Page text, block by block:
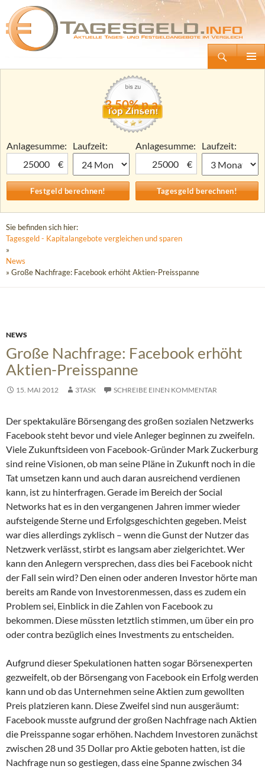
Tagesgeld.info – Tagesgeldkonten vergleichen und Tagesgeld-Zinsen berechnen
Zum
3,50% p.a.
Anlagesumme:
€
Laufzeit:
Anlagesumme:
€
Laufzeit:
Sie befinden sich hier:
Tagesgeld - Kapitalangebote vergleichen und sparen
»
News
» Große Nachfrage: Facebook erhöht Aktien-Preisspanne
NEWS
Große Nachfrage: Facebook erhöht
Aktien-Preisspanne
15. MAI 2012 3TASK SCHREIBE EINEN KOMMENTAR
Der spektakuläre Börsengang des großen sozialen Netzwerks
Facebook steht bevor und viele Anleger beginnen zu zweifeln.
Viele Zukunftsideen von Facebook-Gründer Mark Zuckerburg
sind reine Visionen, ob man seine Pläne in Zukunft noch in die
Tat umsetzen kann und auch daran ausreichend verdienen
kann, ist zu hinterfragen.Gerade im Bereich der Social
Networks hat es in den vergangenen Jahren immer wieder
aufsteigende Sterne und Erfolgsgeschichten gegeben. Meist
war dies allerdings zyklisch – wenn die Gunst der Nutzer das
Netzwerk verlässt, stirbt es langsam aber zielgerichtet. Wer
kann den Anlegern versprechen, dass dies bei Facebook nicht
der Fall sein wird? Den einen oder anderen Investor hörte man
bereits am Rande von Investorenmessen, dass es zudem ein
Problem sei, Einblick in die Zahlen von Facebook zu
bekommen. Diese müssten letztlich stimmen, um über ein pro
oder contra bezüglich eines Investments zu entscheiden.
Aufgrund dieser Spekulationen hatten sogar Börsenexperten
gezweifelt, ob der Börsengang von Facebook ein Erfolg werden
kann und ob das Unternehmen seine Aktien zum gewollten
Preis platzieren kann. Diese Zweifel sind nun ausgeräumt:
Facebook musste aufgrund der großen Nachfrage nach Aktien
die Preisspanne sogar erhöhen. Nachdem Investoren zunächst
zwischen 28 und 35 Dollar pro Aktie geboten hatten, ist die
Nachfrage nun so gestiegen, dass eine Spanne zwischen 34